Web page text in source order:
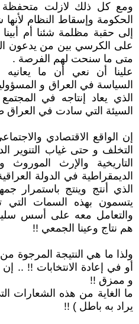
ومع كل ذلك لازلت
الحكومة وإسقاط النظام
إلى حقبة مظلمة شئنا أم أبينا
على الكرسي بين من يدعون
متى ما سنحت لهم الفرصة .
علينا أن نعي أن ما يعانيه
السياسة في العراق و
الذي يعاد إنتاجه في
السيئة التي سادت في العراق
إن الواقع الاقتصادي
التخلف و حتى غياب التنوير
التاريخية والإرث
الديمقراطية في الدولة
الذي أنتج وينتج باستمرار
يتسمون بهذه السمات التي
والتعامل معه على أسس
هم نتاج وعينا الجمعي !!
ولذا ما هي النتيجة المرجوة
أو في إعادة الانتخابات !! ..
و ممزق !!
ما الغاية من هذه الشعارات
يراد به باطل ) !!